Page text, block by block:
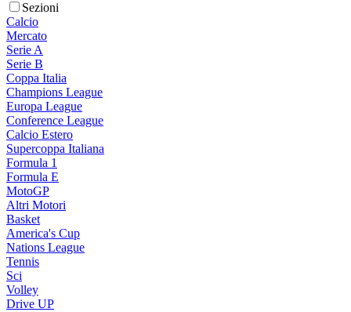
Sezioni
Calcio
Mercato
Serie A
Serie B
Coppa Italia
Champions League
Europa League
Conference League
Calcio Estero
Supercoppa Italiana
Formula 1
Formula E
MotoGP
Altri Motori
Basket
America's Cup
Nations League
Tennis
Sci
Volley
Drive UP